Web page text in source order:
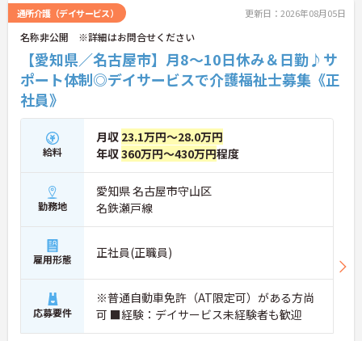
た、独自の社内認定資格制度や明確な人事評価基準
が設けられており、経験を活かして将来的には副所
長や所長へのステップアップも目指せます。入社後
のOJTや毎月のコンディションチェックなどフォロ
ー体制も手厚く、腰を据えて長く活躍していただけ
ます。
★おすすめPOINT★
・お子様の成長に合わせて最大130万円のライフイ
ベント手当があります
度が充実しています
・賞与年2回の支給があり昇給や各種手当などの条
件面が整っています
【身体負担を抑えた安心の就業環境】
・夜勤のないデイサービスで生活リズムを崩さずに
担を軽減しています
・送迎車両には衝突防止装置やカーナビが搭載され
通所介護（デイサービス） 更新日：2026年08月05日
名称非公開 ※詳細はお問合せください
【愛知県／名古屋市】月8～10日休み＆日勤♪サ
ポート体制◎デイサービスで介護福祉士募集《正
社員》
給料
月収 23.1万円～28.0万円
年収360万円～430万円程度
勤務地
愛知県 名古屋市守山区
名鉄瀬戸線
雇用形態 正社員(正職員)
応募要件
※普通自動車免許（AT限定可）がある方尚
可 ■経験：デイサービス未経験者も歓迎